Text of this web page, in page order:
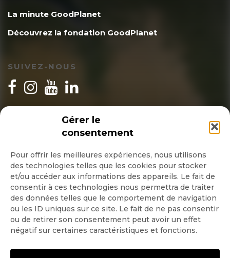
Gérer le
consentement
Pour offrir les meilleures expériences, nous utilisons
des technologies telles que les cookies pour stocker
et/ou accéder aux informations des appareils. Le fait de
consentir à ces technologies nous permettra de traiter
des données telles que le comportement de navigation
ou les ID uniques sur ce site. Le fait de ne pas consentir
ou de retirer son consentement peut avoir un effet
négatif sur certaines caractéristiques et fonctions.
La minute GoodPlanet
Découvrez la fondation GoodPlanet
SUIVEZ-NOUS
INSCRIPTION NEWSLETTER
Quotidienne
Hebdo
OK